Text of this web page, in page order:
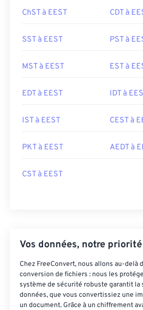
ChST à EEST CDT à
SST à EEST PST à
MST à EEST EST à
EDT à EEST IDT à
IST à EEST CEST à
PKT à EEST AEDT à
CST à EEST
Vos données, notre priorité
Chez FreeConvert, nous allons au-delà
conversion de fichiers : nous les
système de sécurité robuste garantit la
données, que vous convertissiez une
un document. Grâce à un chiffrement